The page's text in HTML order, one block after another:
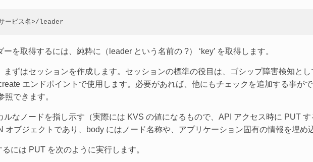
ービス名>/leader
ーを取得するには、純粋に（leader という名前の ?） ‘key’ を取得します。
まずはセッションを作成します。セッションの標準の役目は、ゴシップ障害検知と
エンドポイントで使用します。必要があれば、他にもチェックを追加する事が
照できます。
ルなノードを指し示す（実際には KVS の値になるもので、API アクセス時に PUT す
オブジェクトであり、body にはノード名称や、アプリケーション固有の情報を埋め
には PUT を次のように実行します。